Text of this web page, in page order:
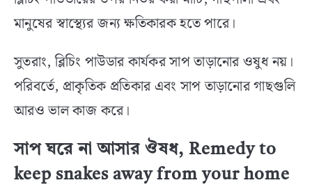
মানুষের স্বাস্থ্যের জন্য ক্ষতিকারক হতে পারে।
সুতরাং, ব্লিচিং পাউডার কার্যকর সাপ তাড়ানোর ওষুধ নয়।
পরিবর্তে, প্রাকৃতিক প্রতিকার এবং সাপ তাড়ানোর গাছগুলি
আরও ভাল কাজ করে।
সাপ ঘরে না আসার ঔষধ, Remedy to
keep snakes away from your home